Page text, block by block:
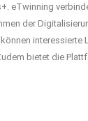
eTwinning
der
interessierte
bietet die